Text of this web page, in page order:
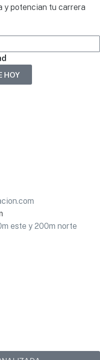
y potencian tu carrera
HOY
este y 200m norte